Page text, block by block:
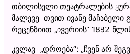
თბილისელი თეატრალების
მალევე თვით ივანე მაჩაბელი
რეცენზიით „ივერიის“ 1882
კვლავ „დროება“: „ჩვენ არ